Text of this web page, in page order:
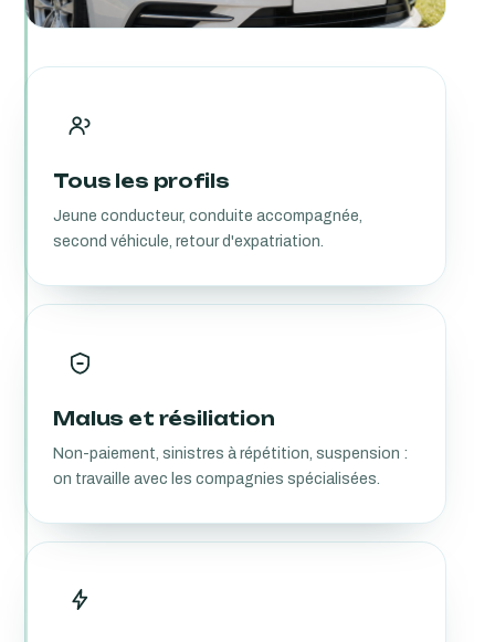
Tous les profils
Jeune conducteur, conduite accompagnée,
second véhicule, retour d'expatriation.
Malus et résiliation
Non-paiement, sinistres à répétition, suspension :
on travaille avec les compagnies spécialisées.